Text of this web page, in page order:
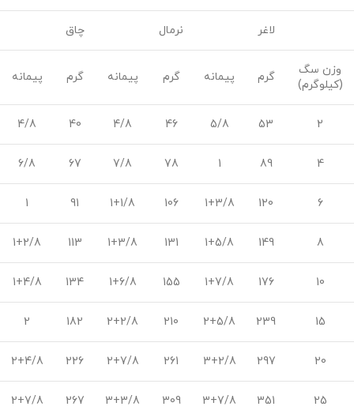
لاغر نرمال چاق
وزن سگ
(کیلوگرم)
گرم پیمانه گرم پیمانه گرم پیمانه
2
53
5/8
46
4/8
40
4/8
4
89
1
78
7/8
67
6/8
6
120
1+3/8
106
1+1/8
91
1
8
149
1+5/8
131
1+3/8
113
1+2/8
10
176
1+7/8
155
1+6/8
134
1+4/8
15
239
2+5/8
210
2+2/8
182
2
20
297
3+2/8
261
2+7/8
226
2+4/8
25
351
3+7/8
309
3+3/8
267
2+7/8